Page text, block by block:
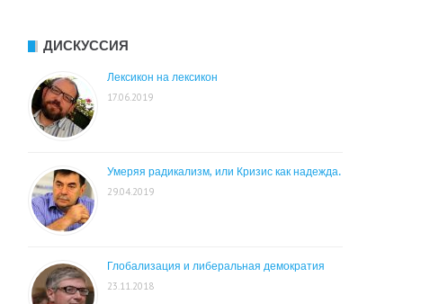
ДИСКУССИЯ
Лексикон на лексикон
17.06.2019
Умеряя радикализм, или Кризис как надежда.
29.04.2019
Глобализация и либеральная демократия
23.11.2018